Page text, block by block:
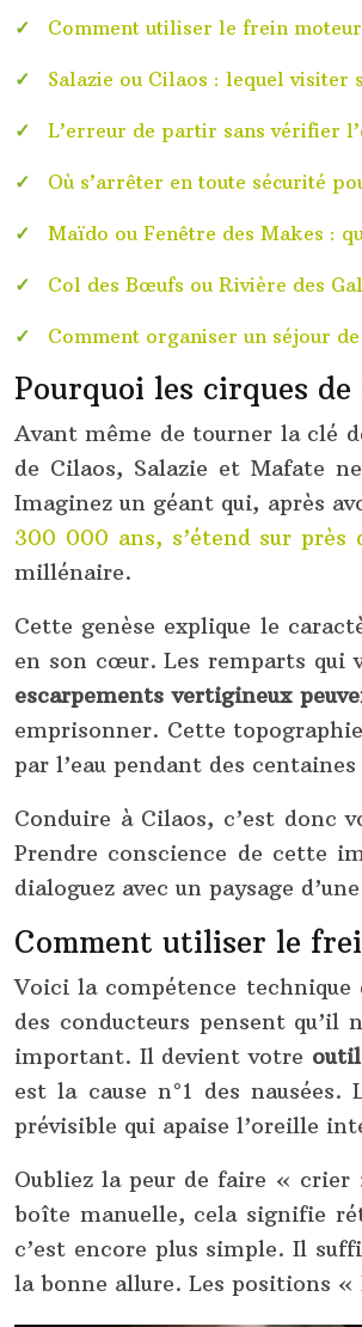
Comment utiliser le frein
Salazie ou Cilaos : lequel visiter
L’erreur de partir sans vérifier
Où s’arrêter en toute sécurité
Maïdo ou Fenêtre des Makes :
Col des Bœufs ou Rivière des
Comment organiser un séjour
Pourquoi les cirques
Avant même de tourner la clé
de Cilaos, Salazie et Mafate
Imaginez un géant qui, après
300 000 ans, s’étend sur près
millénaire.
Cette genèse explique le
en son cœur. Les remparts qui
escarpements vertigineux
emprisonner. Cette
par l’eau pendant des
Conduire à Cilaos, c’est donc
Prendre conscience de cette
dialoguez avec un paysage
Comment utiliser le
Voici la compétence
des conducteurs pensent qu’il
important. Il devient votre
est la cause n°1 des
prévisible qui apaise l’oreille
Oubliez la peur de faire « crier
boîte manuelle, cela signifie
c’est encore plus simple. Il
la bonne allure. Les positions